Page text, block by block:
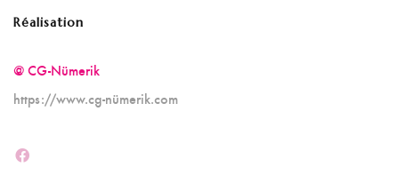
Réalisation
@ CG-Nümerik
https://www.cg-nümerik.com